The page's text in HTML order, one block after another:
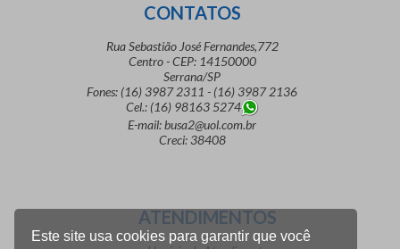
Este site usa cookies para garantir que você
CONTATOS
Rua Sebastião José Fernandes,772
Centro - CEP: 14150000
Serrana/SP
Fones: (16) 3987 2311 - (16) 3987 2136
Cel.: (16) 98163 5274
E-mail: busa2@uol.com.br
Creci: 38408
ATENDIMENTOS